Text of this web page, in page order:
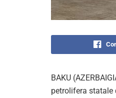
BAKU
petrolifera statale